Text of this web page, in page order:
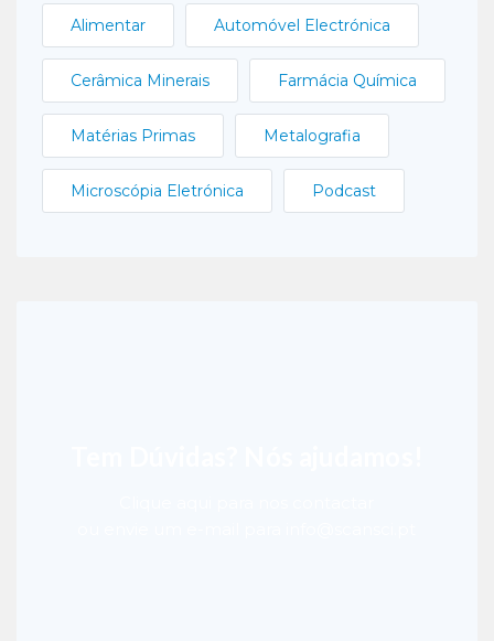
Alimentar Automóvel Electrónica
Cerâmica Minerais Farmácia Química
Matérias Primas Metalografia
Microscópia Eletrónica Podcast